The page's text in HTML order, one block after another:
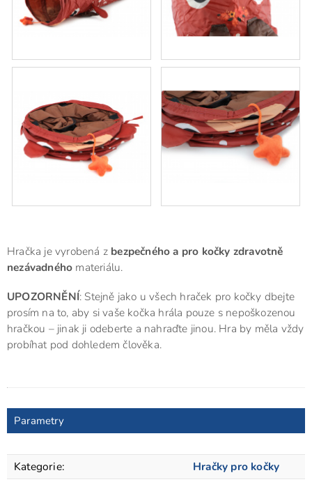
Hračka je vyrobená z bezpečného a pro kočky zdravotně
nezávadného materiálu.
UPOZORNĚNÍ: Stejně jako u všech hraček pro kočky dbejte
prosím na to, aby si vaše kočka hrála pouze s nepoškozenou
hračkou – jinak ji odeberte a nahraďte jinou. Hra by měla vždy
probíhat pod dohledem člověka.
Parametry
Kategorie:
Hračky pro kočky